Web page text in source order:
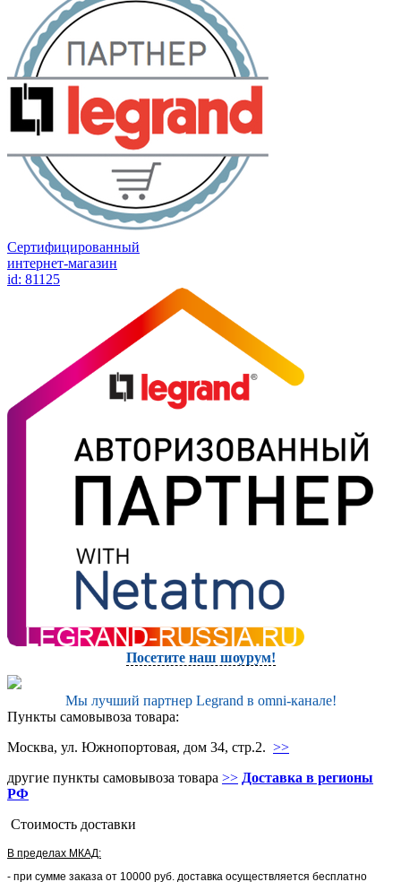
Сертифицированный
интернет-магазин
id: 81125
Посетите наш шоурум!
Мы лучший партнер Legrand в omni-канале!
Пункты самовывоза товара:
Москва, ул. Южнопортовая, дом 34, стр.2. >>
другие пункты самовывоза товара >> Доставка в регионы
РФ
Стоимость доставки
В пределах МКАД:
- при сумме заказа от 10000 руб. доставка осуществляется бесплатно